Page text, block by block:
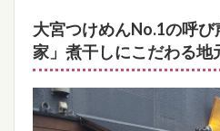
大宮つけめんNo.1の呼び
家 」煮干しにこだわる地